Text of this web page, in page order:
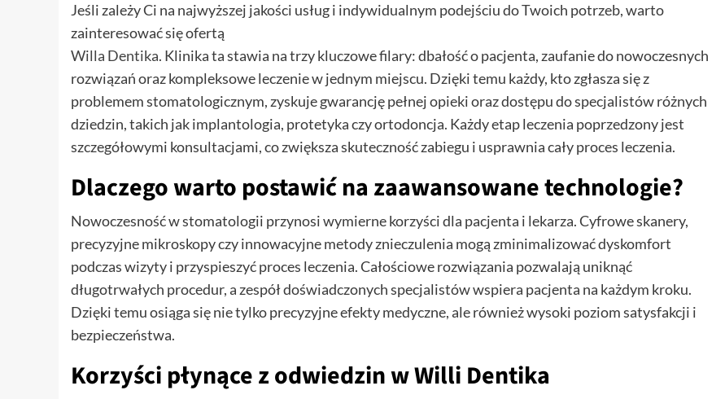
Jeśli zależy Ci na najwyższej jakości usług i indywidualnym podejściu do Twoich potrzeb, warto
zainteresować się ofertą
Willa Dentika. Klinika ta stawia na trzy kluczowe filary: dbałość o pacjenta, zaufanie do nowoczesnych
rozwiązań oraz kompleksowe leczenie w jednym miejscu. Dzięki temu każdy, kto zgłasza się z
problemem stomatologicznym, zyskuje gwarancję pełnej opieki oraz dostępu do specjalistów różnych
dziedzin, takich jak implantologia, protetyka czy ortodoncja. Każdy etap leczenia poprzedzony jest
szczegółowymi konsultacjami, co zwiększa skuteczność zabiegu i usprawnia cały proces leczenia.
Dlaczego warto postawić na zaawansowane technologie?
Nowoczesność w stomatologii przynosi wymierne korzyści dla pacjenta i lekarza. Cyfrowe skanery,
precyzyjne mikroskopy czy innowacyjne metody znieczulenia mogą zminimalizować dyskomfort
podczas wizyty i przyspieszyć proces leczenia. Całościowe rozwiązania pozwalają uniknąć
długotrwałych procedur, a zespół doświadczonych specjalistów wspiera pacjenta na każdym kroku.
Dzięki temu osiąga się nie tylko precyzyjne efekty medyczne, ale również wysoki poziom satysfakcji i
bezpieczeństwa.
Korzyści płynące z odwiedzin w Willi Dentika